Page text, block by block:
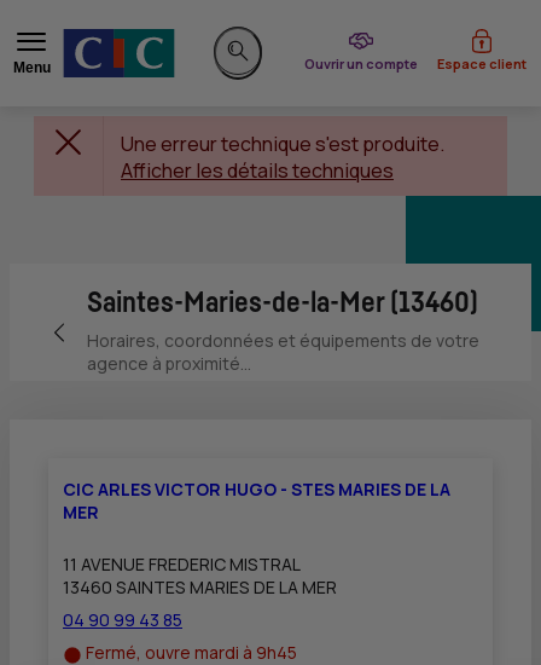
Menu
Rechercher sur le site
Ouvrir un compte
du CIC Espace client
Une erreur technique s'est produite.
Afficher les détails techniques
Retour vers la page précédente
Saintes-Maries-de-la-Mer (13460)
Horaires, coordonnées et équipements de votre
agence à proximité...
CIC ARLES VICTOR HUGO - STES MARIES DE LA
MER
11 AVENUE FREDERIC MISTRAL
13460 SAINTES MARIES DE LA MER
04 90 99 43 85
Fermé, ouvre mardi à 9h45